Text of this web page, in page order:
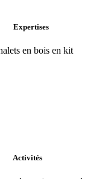
Expertises
en bois en kit
Activités